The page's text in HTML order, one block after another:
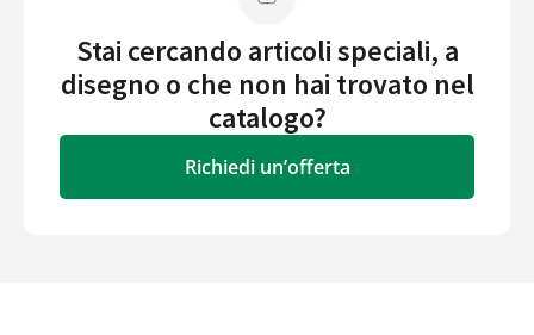
Stai cercando articoli speciali, a
disegno o che non hai trovato nel
catalogo?
Richiedi un’offerta